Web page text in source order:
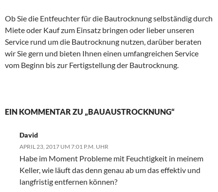
Ob Sie die Entfeuchter für die Bautrocknung selbständig durch
Miete oder Kauf zum Einsatz bringen oder lieber unseren
Service rund um die Bautrocknung nutzen, darüber beraten
wir Sie gern und bieten Ihnen einen umfangreichen Service
vom Beginn bis zur Fertigstellung der Bautrocknung.
EIN KOMMENTAR ZU „BAUAUSTROCKNUNG“
David
APRIL 23, 2017 UM 7:01 P.M. UHR
Habe im Moment Probleme mit Feuchtigkeit in meinem
Keller, wie läuft das denn genau ab um das effektiv und
langfristig entfernen können?